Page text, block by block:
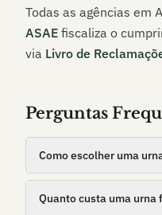
Todas as agências em
ASAE fiscaliza o
via Livro de
Perguntas
Como escolher uma
Quanto custa uma urna